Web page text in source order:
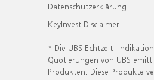
Datenschutzerklärung
KeyInvest Disclaimer
* Die UBS Echtzeit-
Quotierungen von UBS
Produkten. Diese Produkte